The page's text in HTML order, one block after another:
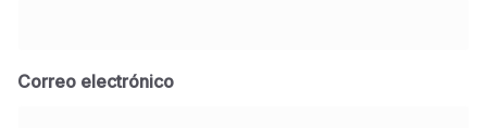
Correo electrónico